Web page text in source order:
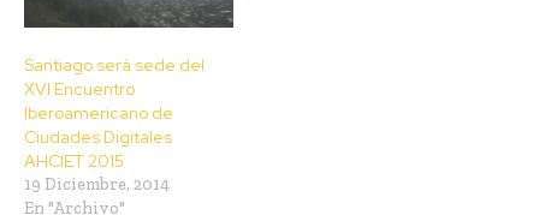
Santiago será sede del
XVI Encuentro
Iberoamericano de
Ciudades Digitales
AHCIET 2015
19 Diciembre, 2014
En "Archivo"